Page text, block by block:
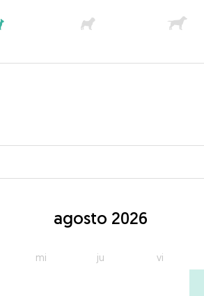
agosto 2026
mi ju vi